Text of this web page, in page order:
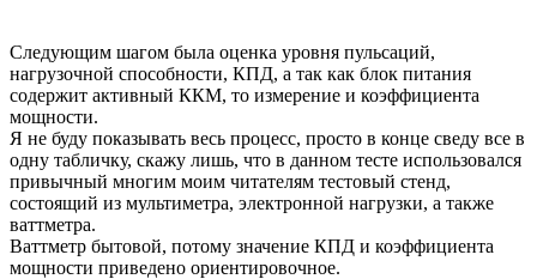
Следующим шагом была оценка уровня пульсаций,
нагрузочной способности, КПД, а так как блок питания
содержит активный ККМ, то измерение и коэффициента
мощности.
Я не буду показывать весь процесс, просто в конце сведу все в
одну табличку, скажу лишь, что в данном тесте использовался
привычный многим моим читателям тестовый стенд,
состоящий из мультиметра, электронной нагрузки, а также
ваттметра.
Ваттметр бытовой, потому значение КПД и коэффициента
мощности приведено ориентировочное.